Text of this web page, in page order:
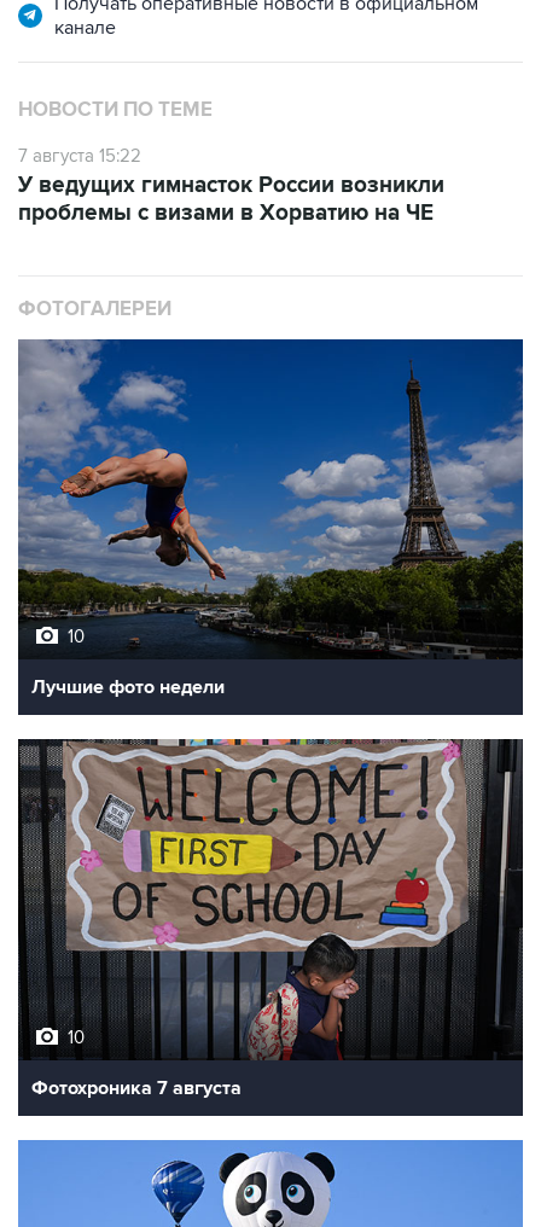
канале
НОВОСТИ ПО ТЕМЕ
7 августа 15:22
У ведущих гимнасток России возникли
проблемы с визами в Хорватию на ЧЕ
ФОТОГАЛЕРЕИ
10
Лучшие фото недели
10
Фотохроника 7 августа